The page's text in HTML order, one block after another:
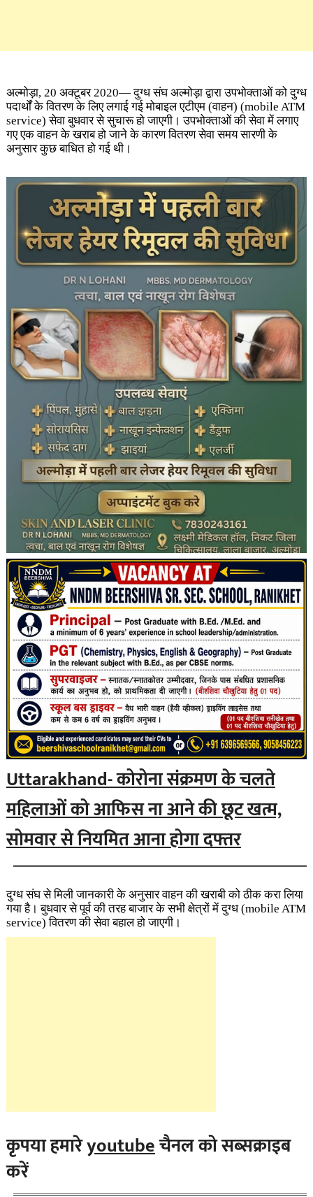
अल्मोड़ा, 20 अक्टूबर 2020— दुग्ध संघ अल्मोड़ा द्वारा उपभोक्ताओं को दुग्ध
पदार्थों के वितरण के लिए लगाई गई मोबाइल एटीएम (वाहन) (mobile ATM
service) सेवा बुधवार से सुचारू हो जाएगी। उपभोक्ताओं की सेवा में लगाए
गए एक वाहन के खराब हो जाने के कारण वितरण सेवा समय सारणी के
अनुसार कुछ बाधित हो गई थी।
Uttarakhand- कोरोना संक्रमण के चलते
महिलाओं को आफिस ना आने की छूट खत्म,
सोमवार से नियमित आना होगा दफ्तर
दुग्ध संघ से मिली जानकारी के अनुसार वाहन की खराबी को ठीक करा लिया
गया है। बुधवार से पूर्व की तरह बाजार के सभी क्षेत्रों में दुग्ध(mobile ATM
service) वितरण की सेवा बहाल हो जाएगी।
कृपया हमारेyoutubeचैनल को सब्सक्राइब
करें